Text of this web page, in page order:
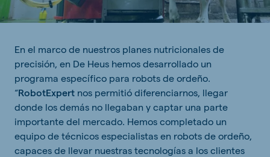
En el marco de nuestros planes nutricionales de
precisión, en De Heus hemos desarrollado un
programa específico para robots de ordeño.
“RobotExpert nos permitió diferenciarnos, llegar
donde los demás no llegaban y captar una parte
importante del mercado. Hemos completado un
equipo de técnicos especialistas en robots de ordeño,
capaces de llevar nuestras tecnologías a los clientes